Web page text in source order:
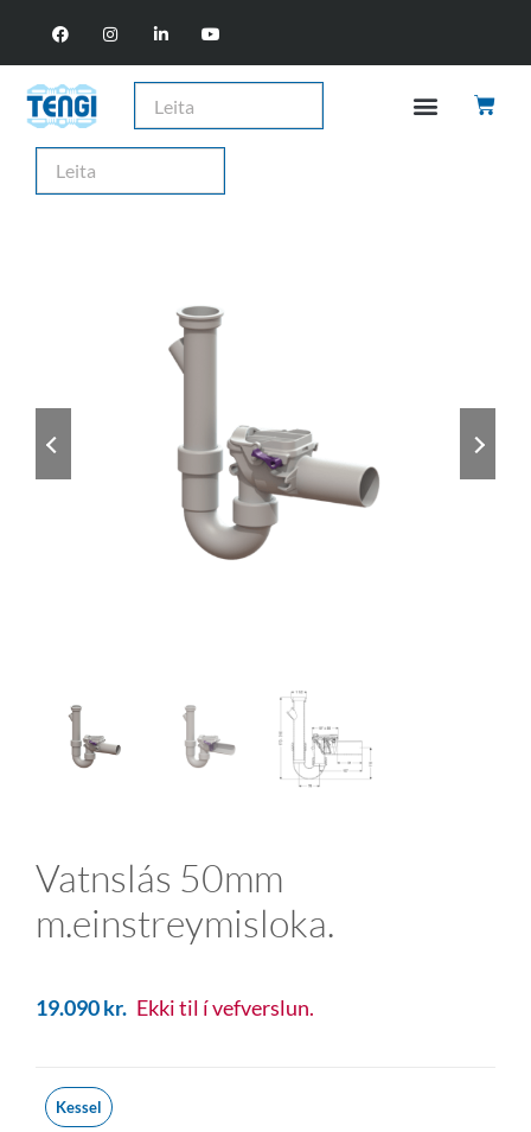
Vatnslás 50mm
m.einstreymisloka.
19.090kr. Ekki til í vefverslun.
Kessel